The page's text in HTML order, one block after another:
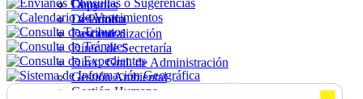
Deportes
Desarrollo
Descentralización
Direc. de Secretaría
Direc. Gral. de Administración
Gestión Ambiental
Gestión Humana
Chuy
La Paloma
Lascano